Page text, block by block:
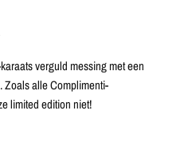
verguld messing met een
Zoals alle Complimenti-
limited edition niet!